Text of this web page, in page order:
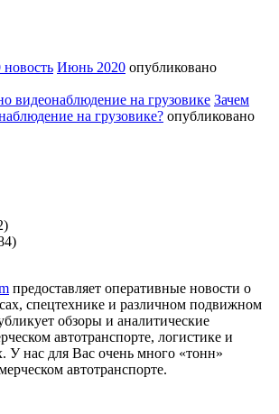
Июнь 2020 опубликовано
Зачем
на грузовике? опубликовано
предоставляет оперативные новости о
спецтехнике и различном подвижном
обзоры и аналитические
автотранспорте, логистике и
У нас для Вас очень много «тонн»
автотранспорте.